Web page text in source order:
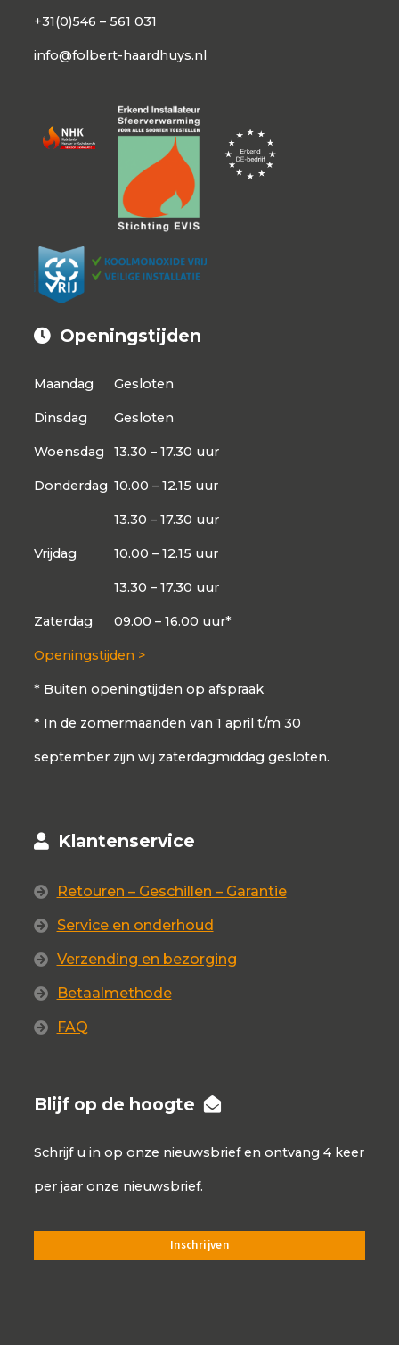
+31(0)546 – 561 031
info@folbert-haardhuys.nl
Openingstijden
Maandag Gesloten
Dinsdag Gesloten
Woensdag 13.30 – 17.30 uur
Donderdag 10.00 – 12.15 uur
13.30 – 17.30 uur
Vrijdag 10.00 – 12.15 uur
13.30 – 17.30 uur
Zaterdag 09.00 – 16.00 uur*
Openingstijden >
* Buiten openingtijden op afspraak
* In de zomermaanden van 1 april t/m 30
september zijn wij zaterdagmiddag gesloten.
Klantenservice
Retouren – Geschillen – Garantie
Service en onderhoud
Verzending en bezorging
Betaalmethode
FAQ
Blijf op de hoogte
Schrijf u in op onze nieuwsbrief en ontvang 4 keer
per jaar onze nieuwsbrief.